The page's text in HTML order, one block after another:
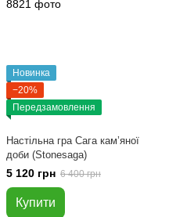
Новинка
−20%
Передзамовлення
Настільна гра Сага кам’яної
доби (Stonesaga)
5 120 грн 6 400 грн
Купити